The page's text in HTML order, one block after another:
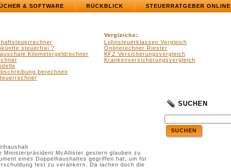
& SOFTWARE RÜCKBLICK STEUERRATGEBER ONLINE
Vergleiche:
steuerfrei ?
Kilometergeldrechner
berechnen
Lohnsteuerklassen Vergleich
Onlinerechner Riester
KFZ Versicherungsvergleich
Krankenversicherungsvergleich
McAllister gestern glauben zu
eines Doppelhaushaltes gegriffen hat, um für
fest zu verankern. Da lachen doch die
SUCHEN
SUCHEN